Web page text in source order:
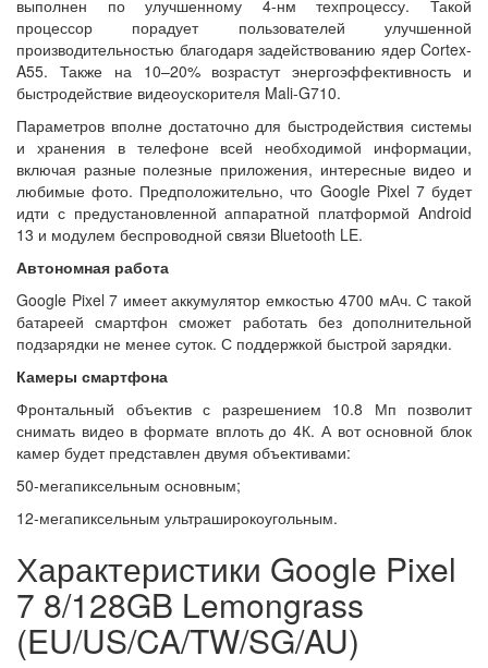
выполнен по улучшенному 4-нм техпроцессу. Такой
процессор порадует пользователей улучшенной
производительностью благодаря задействованию ядер Cortex-
A55. Также на 10–20% возрастут энергоэффективность и
быстродействие видеоускорителя Mali-G710.
Параметров вполне достаточно для быстродействия системы
и хранения в телефоне всей необходимой информации,
включая разные полезные приложения, интересные видео и
любимые фото. Предположительно, что Google Pixel 7 будет
идти с предустановленной аппаратной платформой Android
13 и модулем беспроводной связи Bluetooth LE.
Автономная работа
Google Pixel 7 имеет аккумулятор емкостью 4700 мАч. С такой
батареей смартфон сможет работать без дополнительной
подзарядки не менее суток. С поддержкой быстрой зарядки.
Камеры смартфона
Фронтальный объектив с разрешением 10.8 Мп позволит
снимать видео в формате вплоть до 4К. А вот основной блок
камер будет представлен двумя объективами:
50-мегапиксельным основным;
12-мегапиксельным ультраширокоугольным.
Характеристики Google Pixel
7 8/128GB Lemongrass
(EU/US/CA/TW/SG/AU)